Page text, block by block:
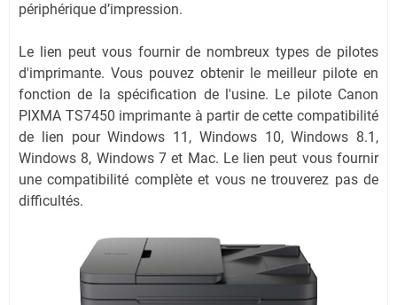
périphérique d’impression.
Le lien peut vous fournir de nombreux types de pilotes
d'imprimante. Vous pouvez obtenir le meilleur pilote en
fonction de la spécification de l'usine. Le pilote Canon
PIXMA TS7450 imprimante à partir de cette compatibilité
de lien pour Windows 11, Windows 10, Windows 8.1,
Windows 8, Windows 7 et Mac. Le lien peut vous fournir
une compatibilité complète et vous ne trouverez pas de
difficultés.